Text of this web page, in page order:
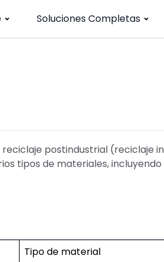
Soluciones Completas
postindustrial (reciclaje
tipos de materiales, incluyendo
Tipo de material